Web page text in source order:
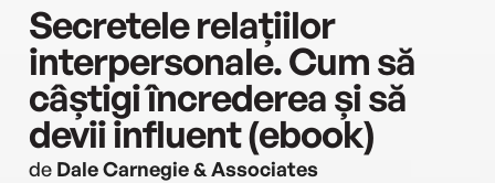
Secretele relațiilor
interpersonale. Cum să
câștigi încrederea și să
devii influent (ebook)
de Dale Carnegie & Associates